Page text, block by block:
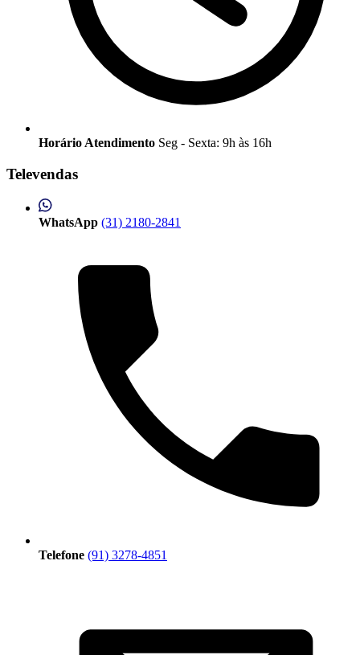
Horário Atendimento Seg - Sexta: 9h às 16h
Televendas
WhatsApp (31) 2180-2841
Telefone (91) 3278-4851